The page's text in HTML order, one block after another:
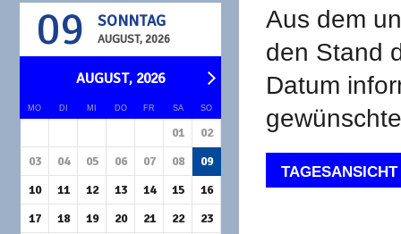
09 SONNTAG
AUGUST, 2026
AUGUST, 2026
MO DI MI DO FR SA SO
01
02
03
04 05 06 07 08
09
10
11 12 13 14 15
16
17
18 19 20 21 22
23
Aus dem
den Stand
Datum
TAGESANSICHT